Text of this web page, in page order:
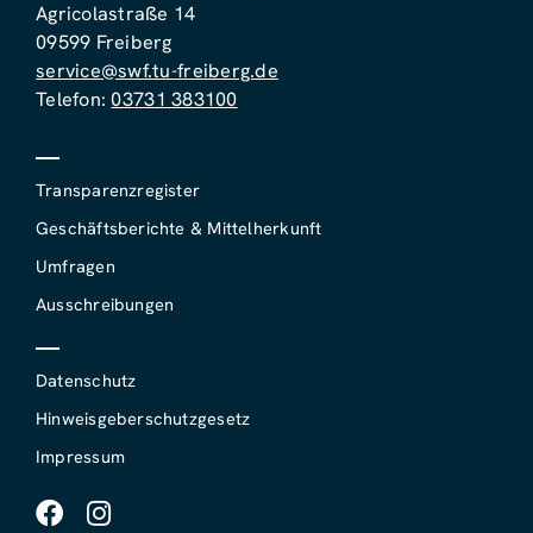
Agricolastraße 14
09599 Freiberg
service@swf.tu-freiberg.de
Telefon:03731 383100
Transparenzregister
Geschäftsberichte & Mittelherkunft
Umfragen
Ausschreibungen
Datenschutz
Hinweisgeberschutzgesetz
Impressum